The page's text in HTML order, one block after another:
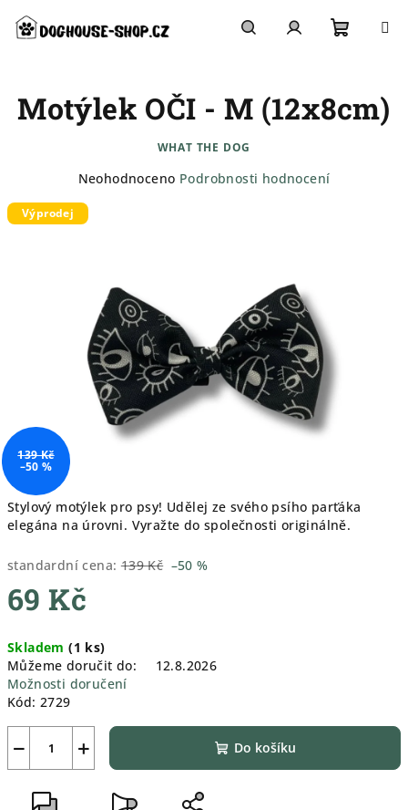
obsah
košík
Stylový motýlek pro psy! Udělej ze svého psího parťáka
elegána na úrovni. Vyražte do společnosti originálně.
standardní cena: 139 Kč –50 %
69 Kč
cena:
Skladem(1 ks)
Můžeme doručit do:
12.8.2026
Možnosti doručení
Kód: 2729
+
− Do košíku
Motýlek OČI - M (12x8cm)
WHAT THE DOG
Průměrné
produktu
hvězdiček.
Neohodnoceno Podrobnosti hodnocení
Výprodej
139 Kč
–50 %